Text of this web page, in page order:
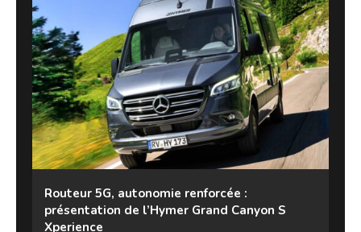
Routeur 5G, autonomie renforcée :
présentation de l’Hymer Grand Canyon S
Xperience